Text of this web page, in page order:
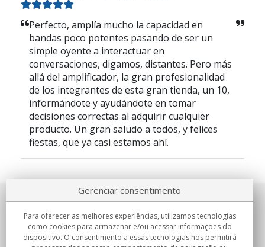
Perfecto, amplía mucho la capacidad en
bandas poco potentes pasando de ser un
simple oyente a interactuar en
conversaciones, digamos, distantes. Pero más
allá del amplificador, la gran profesionalidad
de los integrantes de esta gran tienda, un 10,
informándote y ayudándote en tomar
decisiones correctas al adquirir cualquier
producto. Un gran saludo a todos, y felices
fiestas, que ya casi estamos ahí.
Sobre nosotros
Compromissos
Gerenciar consentimento
Para oferecer as melhores experiências, utilizamos tecnologias
como cookies para armazenar e/ou acessar informações do
dispositivo. O consentimento a essas tecnologias nos permitirá